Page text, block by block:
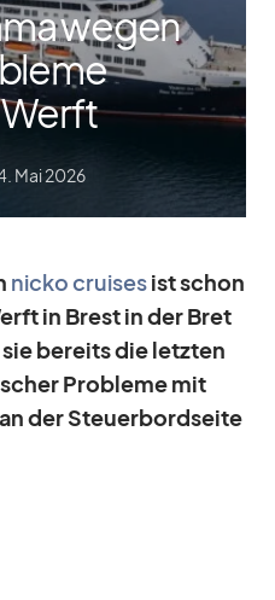
wegen
Werft
Mai 2026
nicko crui­sesist schon
in Brest in der Bre­t
be­reits die letz­ten
Pro­bleme mit
der Steu­er­bord­seite